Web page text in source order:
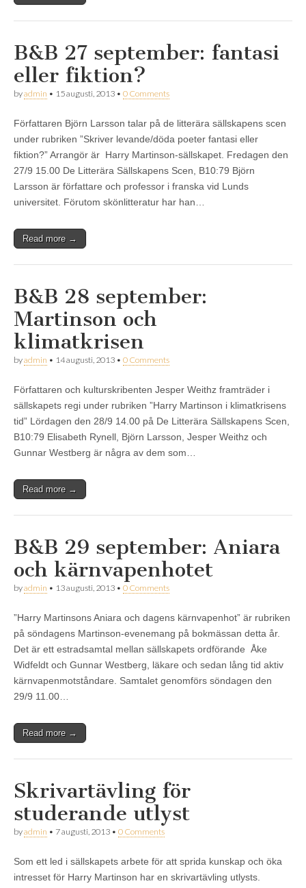
B&B 27 september: fantasi
eller fiktion?
byadmin • 15 augusti, 2013 • 0 Comments
Författaren Björn Larsson talar på de litterära sällskapens scen
under rubriken ”Skriver levande/döda poeter fantasi eller
fiktion?” Arrangör är Harry Martinson-sällskapet. Fredagen den
27/9 15.00 De Litterära Sällskapens Scen, B10:79 Björn
Larsson är författare och professor i franska vid Lunds
universitet. Förutom skönlitteratur har han…
Read more →
B&B 28 september:
Martinson och
klimatkrisen
byadmin • 14 augusti, 2013 • 0 Comments
Författaren och kulturskribenten Jesper Weithz framträder i
sällskapets regi under rubriken ”Harry Martinson i klimatkrisens
tid” Lördagen den 28/9 14.00 på De Litterära Sällskapens Scen,
B10:79 Elisabeth Rynell, Björn Larsson, Jesper Weithz och
Gunnar Westberg är några av dem som…
Read more →
B&B 29 september: Aniara
och kärnvapenhotet
byadmin • 13 augusti, 2013 • 0 Comments
”Harry Martinsons Aniara och dagens kärnvapenhot” är rubriken
på söndagens Martinson-evenemang på bokmässan detta år.
Det är ett estradsamtal mellan sällskapets ordförande Åke
Widfeldt och Gunnar Westberg, läkare och sedan lång tid aktiv
kärnvapenmotståndare. Samtalet genomförs söndagen den
29/9 11.00…
Read more →
Skrivartävling för
studerande utlyst
byadmin • 7 augusti, 2013 • 0 Comments
Som ett led i sällskapets arbete för att sprida kunskap och öka
intresset för Harry Martinson har en skrivartävling utlysts.